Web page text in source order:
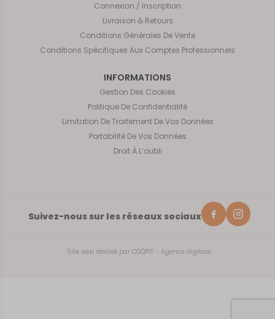
Connexion / Inscription
Livraison & Retours
Conditions Générales De Vente
Conditions Spécifiques Aux Comptes Professionnels
INFORMATIONS
Gestion Des Cookies
Politique De Confidentialité
Limitation De Traitement De Vos Données
Portabilité De Vos Données
Droit À L’oubli
Suivez-nous sur les réseaux sociaux
Site web réalisé par COQPIT - Agence digitale